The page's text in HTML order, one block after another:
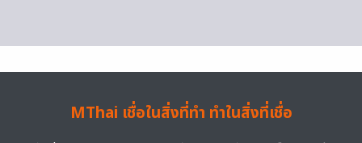
MThai เชื่อในสิ่งที่ทำ ทำในสิ่งที่เชื่อ